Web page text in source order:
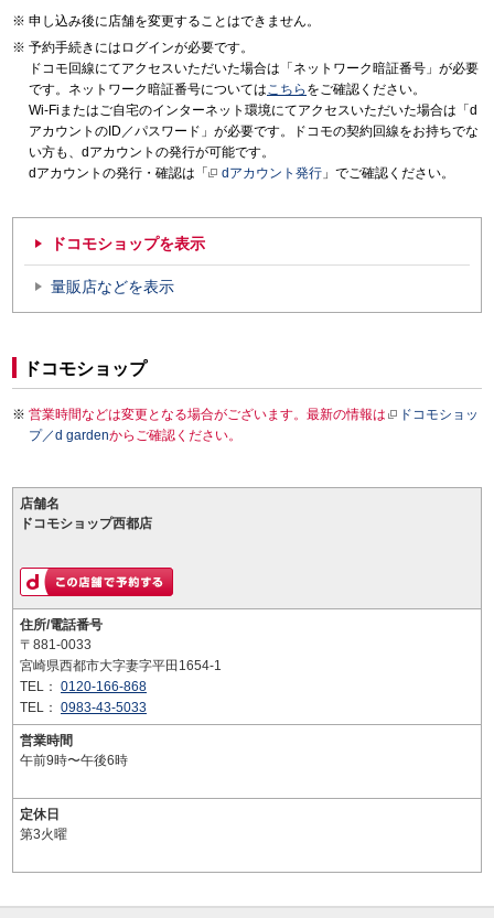
申し込み後に店舗を変更することはできません。
予約手続きにはログインが必要です。
ドコモ回線にてアクセスいただいた場合は「ネットワーク暗証番号」が必要
です。ネットワーク暗証番号についてはこちら をご確認ください。
Wi-Fiまたはご自宅のインターネット環境にてアクセスいただいた場合は「d
アカウントのID／パスワード」が必要です。ドコモの契約回線をお持ちでな
い方も、dアカウントの発行が可能です。
dアカウントの発行・確認は「
dアカウント発行 」でご確認ください。
ドコモショップを表示
量販店などを表示
ドコモショップ
営業時間などは変更となる場合がございます。最新の情報は
ドコモショッ
プ／d gardenからご確認ください。
店舗名
ドコモショップ西都店
住所/電話番号
〒881-0033
宮崎県西都市大字妻字平田1654-1
TEL： 0120-166-868
TEL： 0983-43-5033
営業時間
午前9時〜午後6時
定休日
第3火曜